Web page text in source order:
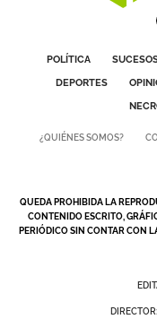
POLÍTICA
DEPORTES
¿QUIÉNES SOMOS?
QUEDA PROHIBIDA LA
CONTENIDO ESCRITO,
PERIÓDICO SIN CONTAR CON
DIRECTOR: